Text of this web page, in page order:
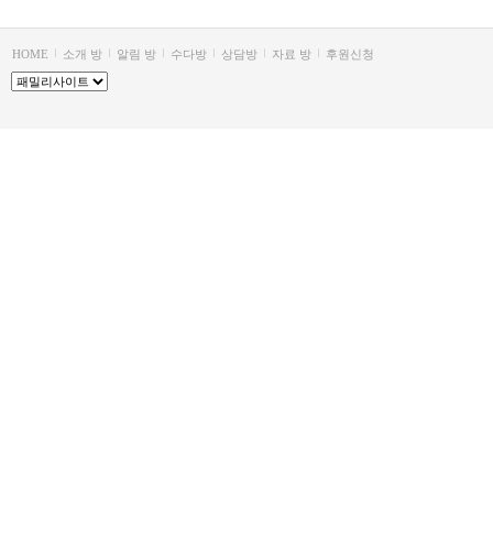
HOME 소개 방 알림 방 수다방 상담방 자료 방 후원신청